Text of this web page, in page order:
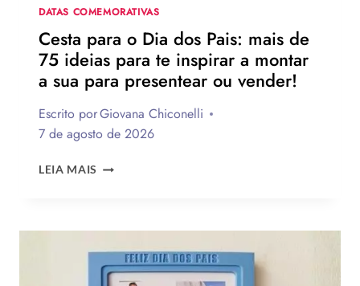
DATA
DATAS COMEMORATIVAS
Cesta para o Dia dos Pais: mais de
75 ideias para te inspirar a montar
a sua para presentear ou vender!
Escrito porGiovana Chiconelli
7 de agosto de 2026
LEIA MAIS CESTA
DOS
PAIS:
MAIS